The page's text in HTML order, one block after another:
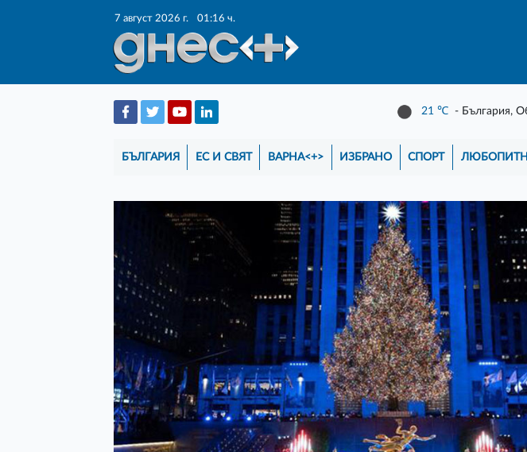
7 август 2026 г. 01:16 ч.
21 ℃ - България,
БЪЛГАРИЯ ЕС И СВЯТ ВАРНА<+> ИЗБРАНО СПОРТ